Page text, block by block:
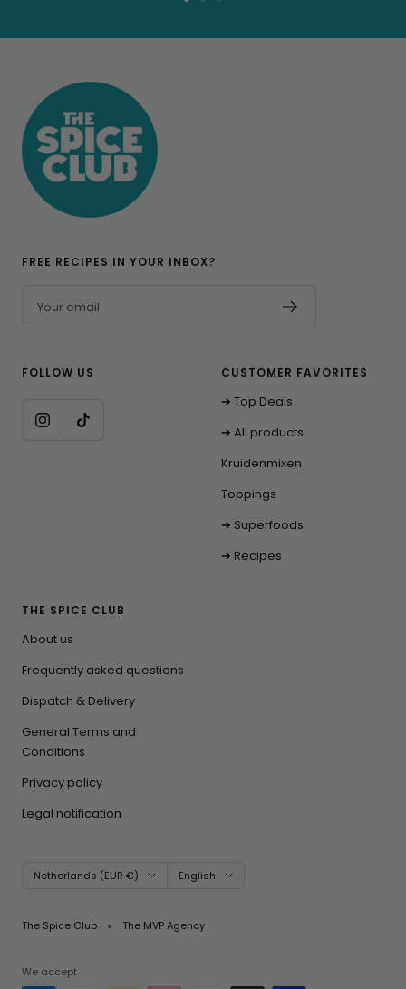
FREE RECIPES IN YOUR INBOX?
Your email
FOLLOW US CUSTOMER FAVORITES
➔ Top Deals
➔ All products
Kruidenmixen
Toppings
➔ Superfoods
➔ Recipes
THE SPICE CLUB
About us
Frequently asked questions
Dispatch & Delivery
General Terms and
Conditions
Privacy policy
Legal notification
Country/region
Netherlands (EUR €) Language
English
The Spice Club The MVP Agency
We accept